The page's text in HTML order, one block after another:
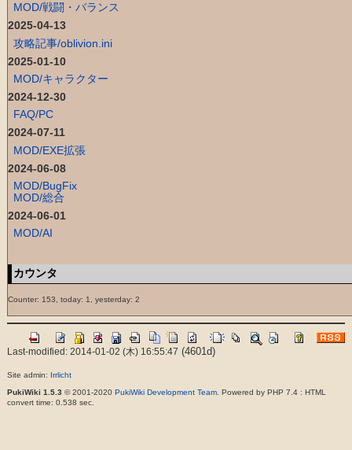
MOD/戦闘・バランス
2025-04-13
攻略記事/oblivion.ini
2025-01-10
MOD/キャラクター
2024-12-30
FAQ/PC
2024-07-11
MOD/EXE拡張
2024-06-08
MOD/BugFix
MOD/総合
2024-06-01
MOD/AI
カウンタ
Counter: 153, today: 1, yesterday: 2
Last-modified: 2014-01-02 (木) 16:55:47 (4601d)
Site admin: Irrlicht
PukiWiki 1.5.3 © 2001-2020 PukiWiki Development Team. Powered by PHP 7.4 : HTML
convert time: 0.538 sec.